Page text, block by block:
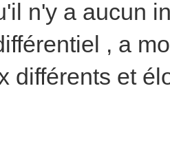
n'y a aucun
, a
différents et